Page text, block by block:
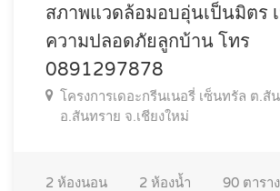
สภาพแวดล้อมอบอุ่นเป็นมิตร
ความปลอดภัยลูกบ้าน โทร
0891297878
โครงการเดอะกรีนเนอรี่ เซ็นทรัล ต.สั
อ.สันทราย จ.เชียงใหม่
2 ห้องนอน 2 ห้องน้ำ 90 ตารา